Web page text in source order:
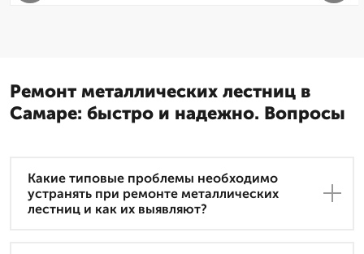
Ремонт металлических лестниц в
Самаре: быстро и надежно. Вопросы
Какие типовые проблемы необходимо
устранять при ремонте металлических
лестниц и как их выявляют?